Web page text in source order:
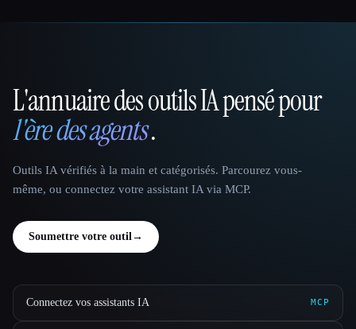
That AI Collection
L'annuaire des outils IA pensé pour
l'ère des agents.
Outils IA vérifiés à la main et catégorisés. Parcourez vous-
même, ou connectez votre assistant IA via MCP.
Soumettre votre outil→
Connectez vos assistants IA MCP